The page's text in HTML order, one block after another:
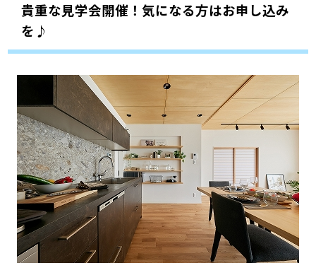
貴重な見学会開催！気になる方はお申し込み
を♪